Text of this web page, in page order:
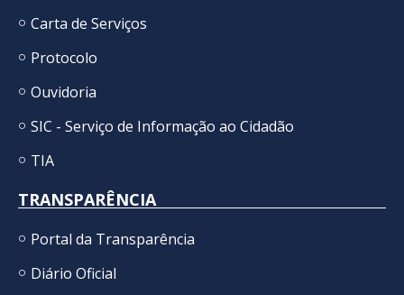
Carta de Serviços
Protocolo
Ouvidoria
SIC - Serviço de Informação ao Cidadão
TIA
TRANSPARÊNCIA
Portal da Transparência
Diário Oficial